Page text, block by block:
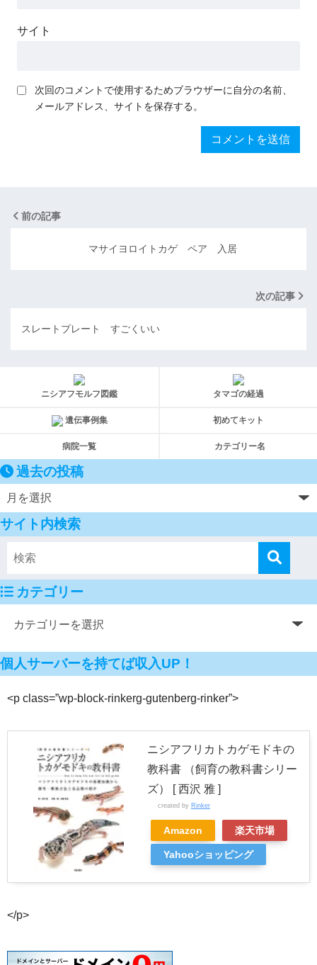
サイト
次回のコメントで使用するためブラウザーに自分の名前、
メールアドレス、サイトを保存する。
前の記事
マサイヨロイトカゲ ペア 入居
次の記事
スレートプレート すごくいい
ニシアフモルフ図鑑 タマゴの経過
遺伝事例集 初めてキット
病院一覧 カテゴリー名
過去の投稿
サイト内検索
カテゴリー
個人サーバーを持てば収入UP！
<p class=”wp-block-rinkerg-gutenberg-rinker”>
ニシアフリカトカゲモドキの
教科書 （飼育の教科書シリー
ズ） [ 西沢 雅 ]
created by Rinker
Amazon 楽天市場
Yahooショッピング
</p>